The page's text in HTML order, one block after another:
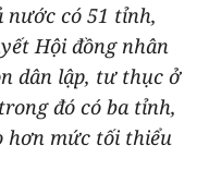
nước có 51 tỉnh,
Hội đồng nhân
dân lập, tư thục ở
đó có ba tỉnh,
hơn mức tối thiểu